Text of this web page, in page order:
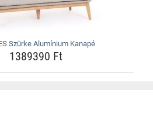
Szürke Alumínium Kanapé
1389390 Ft